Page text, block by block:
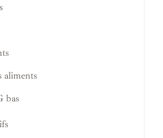
aliments
bas